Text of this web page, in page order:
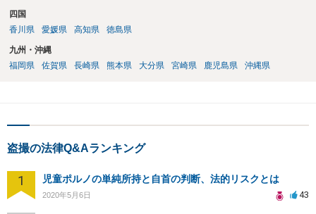
四国
香川県
愛媛県 高知県 徳島県
九州・沖縄
福岡県
佐賀県 長崎県 熊本県 大分県 宮崎県 鹿児島県 沖縄県
盗撮の法律Q&Aランキング
1 児童ポルノの単純所持と自首の判断、法的リスクとは
2020年5月6日 43